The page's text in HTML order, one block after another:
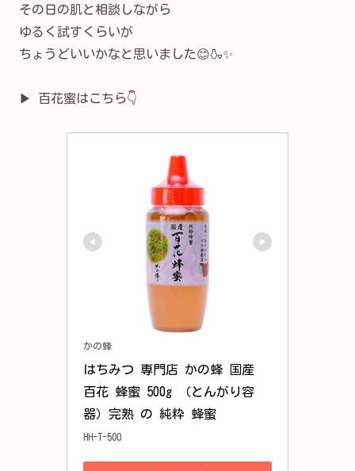
その日の肌と相談しながら
ゆるく試すくらいが
ちょうどいいかなと思いました😊🍶✨
▶ 百花蜜はこちら👇
かの蜂
はちみつ 専門店 かの蜂 国産
百花 蜂蜜 500g （とんがり容
器）完熟 の 純粋 蜂蜜
HH-T-500